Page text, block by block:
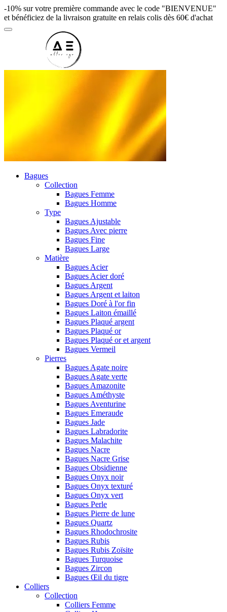
-10% sur votre première commande avec le code "BIENVENUE"
et bénéficiez de la livraison gratuite en relais colis dès 60€ d'achat
Bagues
Collection
Bagues Femme
Bagues Homme
Type
Bagues Ajustable
Bagues Avec pierre
Bagues Fine
Bagues Large
Matière
Bagues Acier
Bagues Acier doré
Bagues Argent
Bagues Argent et laiton
Bagues Doré à l'or fin
Bagues Laiton émaillé
Bagues Plaqué argent
Bagues Plaqué or
Bagues Plaqué or et argent
Bagues Vermeil
Pierres
Bagues Agate noire
Bagues Agate verte
Bagues Amazonite
Bagues Améthyste
Bagues Aventurine
Bagues Emeraude
Bagues Jade
Bagues Labradorite
Bagues Malachite
Bagues Nacre
Bagues Nacre Grise
Bagues Obsidienne
Bagues Onyx noir
Bagues Onyx texturé
Bagues Onyx vert
Bagues Perle
Bagues Pierre de lune
Bagues Quartz
Bagues Rhodochrosite
Bagues Rubis
Bagues Rubis Zoïsite
Bagues Turquoise
Bagues Zircon
Bagues Œil du tigre
Colliers
Collection
Colliers Femme